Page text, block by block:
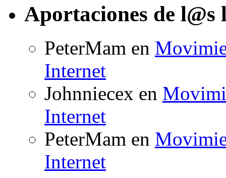
Aportaciones de l@s
PeterMam en
Internet
Johnniecex en
Internet
PeterMam en
Internet